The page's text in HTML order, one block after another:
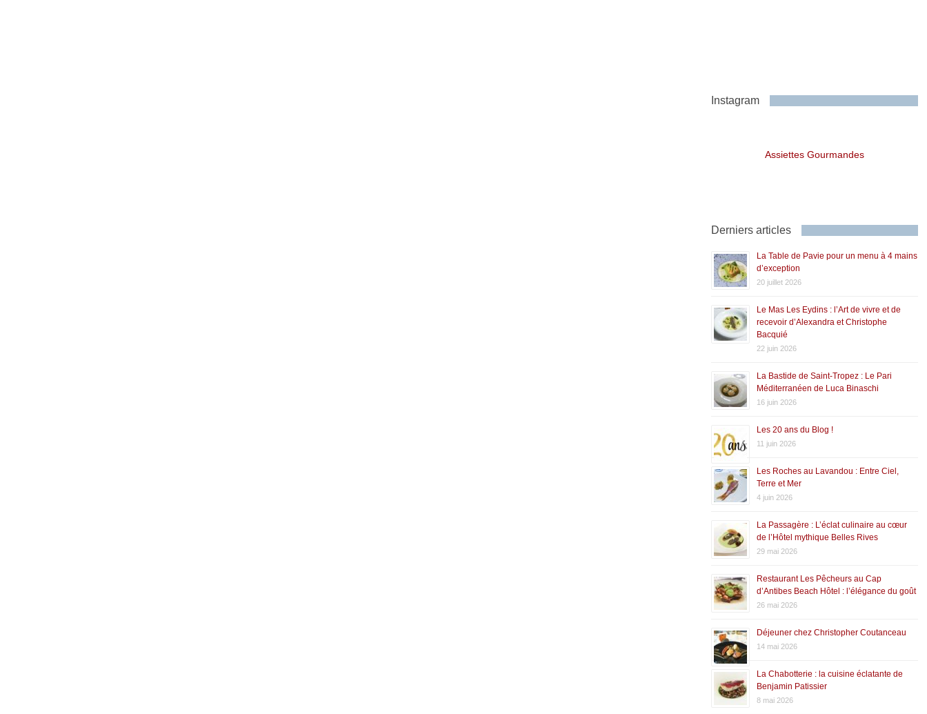
Instagram
Assiettes Gourmandes
Derniers articles
La Table de Pavie pour un menu à 4 mains
d’exception
20 juillet 2026
Le Mas Les Eydins : l’Art de vivre et de
recevoir d’Alexandra et Christophe
Bacquié
22 juin 2026
La Bastide de Saint-Tropez : Le Pari
Méditerranéen de Luca Binaschi
16 juin 2026
Les 20 ans du Blog !
11 juin 2026
Les Roches au Lavandou : Entre Ciel,
Terre et Mer
4 juin 2026
La Passagère : L’éclat culinaire au cœur
de l’Hôtel mythique Belles Rives
29 mai 2026
Restaurant Les Pêcheurs au Cap
d’Antibes Beach Hôtel : l’élégance du goût
26 mai 2026
Déjeuner chez Christopher Coutanceau
14 mai 2026
La Chabotterie : la cuisine éclatante de
Benjamin Patissier
8 mai 2026